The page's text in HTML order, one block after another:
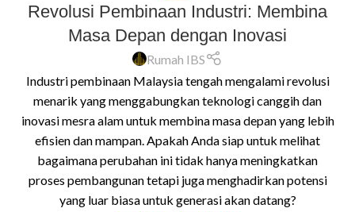
Revolusi Pembinaan Industri: Membina
Masa Depan dengan Inovasi
Rumah IBS
Industri pembinaan Malaysia tengah mengalami revolusi
menarik yang menggabungkan teknologi canggih dan
inovasi mesra alam untuk membina masa depan yang lebih
efisien dan mampan. Apakah Anda siap untuk melihat
bagaimana perubahan ini tidak hanya meningkatkan
proses pembangunan tetapi juga menghadirkan potensi
yang luar biasa untuk generasi akan datang?